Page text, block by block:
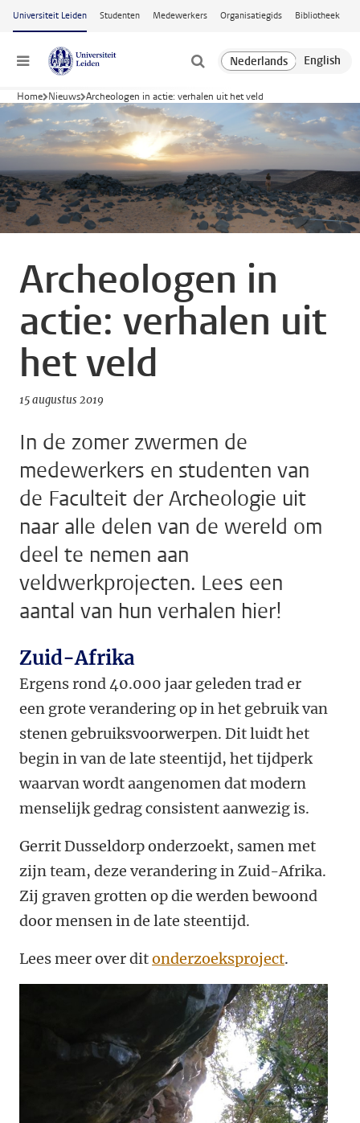
Ga naar hoofdinhoud
Universiteit Leiden Studenten Medewerkers Organisatiegids Bibliotheek
Menu
Home Nieuws Archeologen in actie: verhalen uit het veld
Archeologen in
actie: verhalen uit
het veld
15 augustus 2019
In de zomer zwermen de
medewerkers en studenten van
de Faculteit der Archeologie uit
naar alle delen van de wereld om
deel te nemen aan
veldwerkprojecten. Lees een
aantal van hun verhalen hier!
Zuid-Afrika
Ergens rond 40.000 jaar geleden trad er
een grote verandering op in het gebruik van
stenen gebruiksvoorwerpen. Dit luidt het
begin in van de late steentijd, het tijdperk
waarvan wordt aangenomen dat modern
menselijk gedrag consistent aanwezig is.
Gerrit Dusseldorp onderzoekt, samen met
zijn team, deze verandering in Zuid-Afrika.
Zij graven grotten op die werden bewoond
door mensen in de late steentijd.
Lees meer over ditonderzoeksproject.